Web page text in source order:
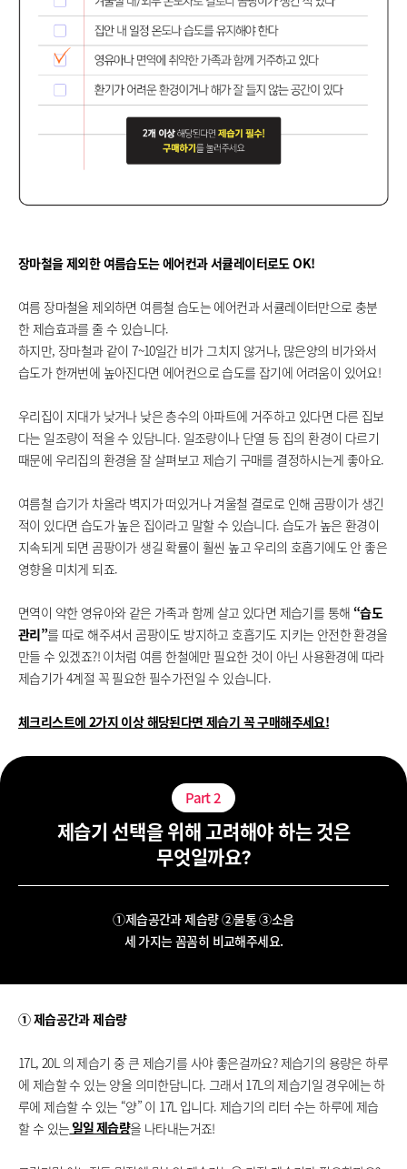
장마철을 제외한 여름습도는 에어컨과 서큘레이터로도 OK!
여름 장마철을 제외하면 여름철 습도는 에어컨과 서큘레이터만으로 충분
한 제습효과를 줄 수 있습니다.
하지만, 장마철과 같이 7~10일간 비가 그치지 않거나, 많은양의 비가와서
습도가 한꺼번에 높아진다면 에어컨으로 습도를 잡기에 어려움이 있어요!
우리집이 지대가 낮거나 낮은 층수의 아파트에 거주하고 있다면 다른 집보
다는 일조량이 적을 수 있담니다. 일조량이나 단열 등 집의 환경이 다르기
때문에 우리집의 환경을 잘 살펴보고 제습기 구매를 결정하시는게 좋아요.
여름철 습기가 차올라 벽지가 떠있거나 겨울철 결로로 인해 곰팡이가 생긴
적이 있다면 습도가 높은 집이라고 말할 수 있습니다. 습도가 높은 환경이
지속되게 되면 곰팡이가 생길 확률이 훨씬 높고 우리의 호흡기에도 안 좋은
영향을 미치게 되죠.
면역이 약한 영유아와 같은 가족과 함께 살고 있다면 제습기를 통해 “습도
관리”를 따로 해주셔서 곰팡이도 방지하고 호흡기도 지키는 안전한 환경을
만들 수 있겠죠?! 이처럼 여름 한철에만 필요한 것이 아닌 사용환경에 따라
제습기가 4계절 꼭 필요한 필수가전일 수 있습니다.
체크리스트에 2가지 이상 해당된다면 제습기 꼭 구매해주세요!
Part2
제습기 선택을 위해 고려해야 하는 것은
무엇일까요?
①제습공간과 제습량 ②물통 ③소음
세 가지는 꼼꼼히 비교해주세요.
① 제습공간과 제습량
17L, 20L 의 제습기 중 큰 제습기를 사야 좋은걸까요?제습기의 용량은 하루
에 제습할 수 있는 양을 의미한담니다. 그래서 17L의 제습기일 경우에는하
루에 제습할 수 있는 “양” 이 17L 입니다. 제습기의 리터 수는 하루에 제습
할 수 있는일일 제습량을 나타내는거죠!